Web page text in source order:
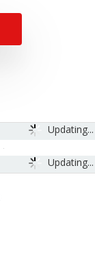
Updating...
Updating...